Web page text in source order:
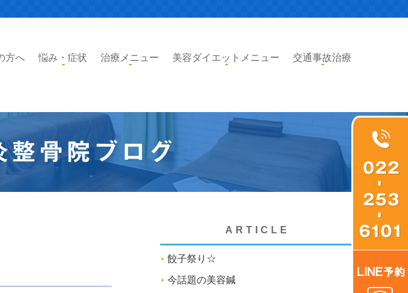
方へ 悩み・症状 治療メニュー 美容ダイエットメニュー 交通事故治療
整骨院ブログ
ARTICLE
餃子祭り☆
今話題の美容鍼